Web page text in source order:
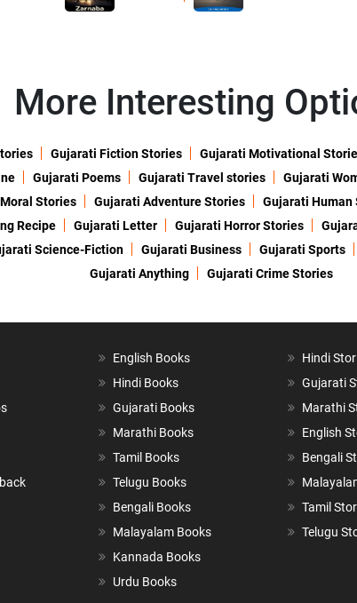
More Interesting
Gujarati Fiction Stories Gujarati Motivational
Gujarati Poems Gujarati Travel stories Gujarati
Stories Gujarati Adventure Stories Gujarati Human
Recipe Gujarati Letter Gujarati Horror Stories
Science-Fiction Gujarati Business Gujarati Sports
Gujarati Anything
Gujarati Crime Stories
English Books
Hindi Books
Gujarati Books
Marathi Books
Tamil Books
Telugu Books
Bengali Books
Malayalam Books
Kannada Books
Urdu Books
Hindi
Gujarati
Marathi
English
Bengali
Tamil
Telugu